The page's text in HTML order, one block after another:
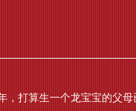
，打算生一个龙宝宝的父母